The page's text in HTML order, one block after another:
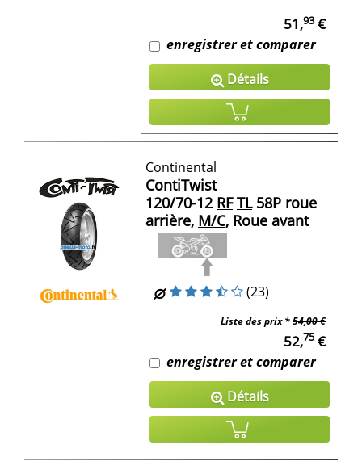
51,93€
enregistrer et comparer
Détails
Continental
ContiTwist
120/70-12 RF TL58P roue
arrière, M/C, Roue avant
(23)
Liste des prix *54,00 €
52,75€
enregistrer et comparer
Détails